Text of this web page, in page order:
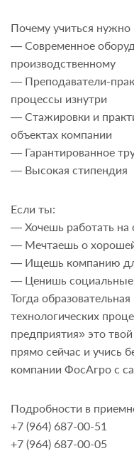
Почему учиться нужно
— Современное
производственному
— Преподаватели-
процессы изнутри
— Стажировки и
объектах компании
— Гарантированное
— Высокая стипендия
Если ты:
— Хочешь работать на
— Мечтаешь о
— Ищешь компанию
— Ценишь социальные
Тогда
технологических
предприятия» это
прямо сейчас и учись
компании ФосАгро с
Подробности в
+7 (964) 687-00-51
+7 (964) 687-00-05